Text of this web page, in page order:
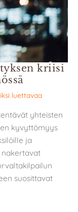
kriisi
luettavaa
yhteisten
kyvyttömyys
ja
nakertavat
suosittavat